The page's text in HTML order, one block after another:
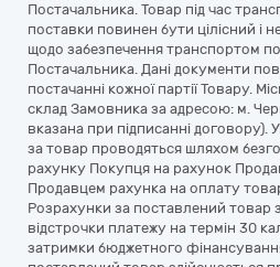
Постачальника. Товар під час
поставки повинен бути цілісний і
щодо забезпечення транспортом
Постачальника. Дані документи
постачанні кожної партії Товару.
склад Замовника за адресою: м.
вказана при підписанні
за товар проводяться шляхом
рахунку Покупця на рахунок
Продавцем рахунка на оплату
Розрахунки за поставлений товар
відстрочки платежу на термін 30
затримки бюджетного